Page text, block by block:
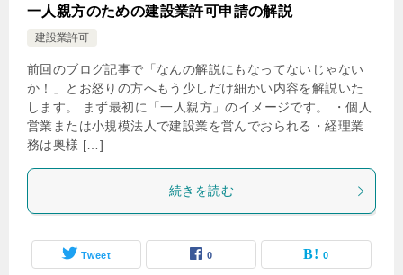
一人親方のための建設業許可申請の解説
建設業許可
前回のブログ記事で「なんの解説にもなってないじゃない
か！」とお怒りの方へもう少しだけ細かい内容を解説いた
します。 まず最初に「一人親方」のイメージです。 ・個人
営業または小規模法人で建設業を営んでおられる・経理業
務は奥様 […]
続きを読む
Tweet 0 0